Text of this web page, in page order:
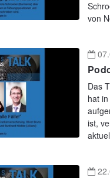
von
Das
hat
ist,